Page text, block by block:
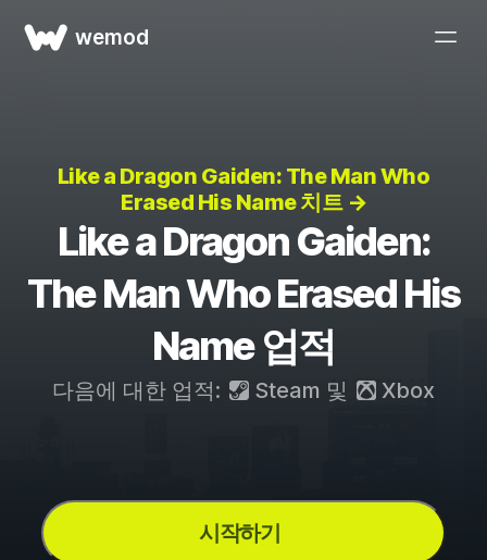
wemod
Like a Dragon Gaiden: The Man Who
Erased His Name 치트 →
Like a Dragon Gaiden:
The Man Who Erased His
Name 업적
다음에 대한 업적: Steam 및 Xbox
시작하기